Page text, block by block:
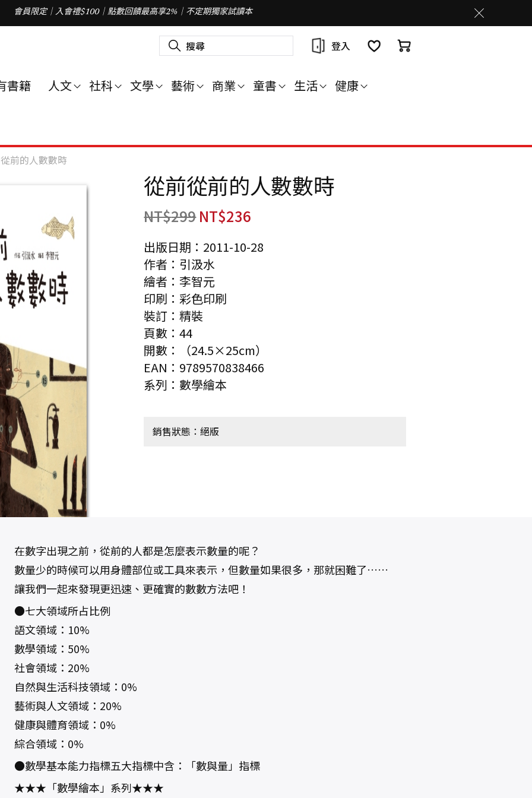
會員限定｜入會禮$100｜點數回饋最高享2%｜不定期獨家試讀本
搜
尋
字
登入
書籍 人文 社科 文學 藝術 商業 童書 生活 健康
前的人數數時
從前從前的人數數時
NT$299NT$236
出版日期：2011-10-28
作者：引汲水
繪者：李智元
印刷：彩色印刷
裝訂：精裝
頁數：44
開數：（24.5×25cm）
EAN：9789570838466
系列：數學繪本
銷售狀態：絕版
在數字出現之前，從前的人都是怎麼表示數量的呢？
數量少的時候可以用身體部位或工具來表示，但數量如果很多，那就困難了……
讓我們一起來發現更迅速、更確實的數數方法吧！
●七大領域所占比例
語文領域：10%
數學領域：50%
社會領域：20%
自然與生活科技領域：0%
藝術與人文領域：20%
健康與體育領域：0%
綜合領域：0%
●數學基本能力指標五大指標中含：「數與量」指標
★★★「數學繪本」系列★★★